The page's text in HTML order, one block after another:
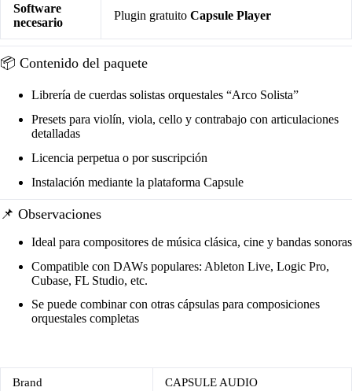
Software
necesario
Plugin gratuito Capsule Player
📦 Contenido del paquete
Librería de cuerdas solistas orquestales “Arco Solista”
Presets para violín, viola, cello y contrabajo con articulaciones
detalladas
Licencia perpetua o por suscripción
Instalación mediante la plataforma Capsule
📌 Observaciones
Ideal para compositores de música clásica, cine y bandas sonoras
Compatible con DAWs populares: Ableton Live, Logic Pro,
Cubase, FL Studio, etc.
Se puede combinar con otras cápsulas para composiciones
orquestales completas
Brand CAPSULE AUDIO